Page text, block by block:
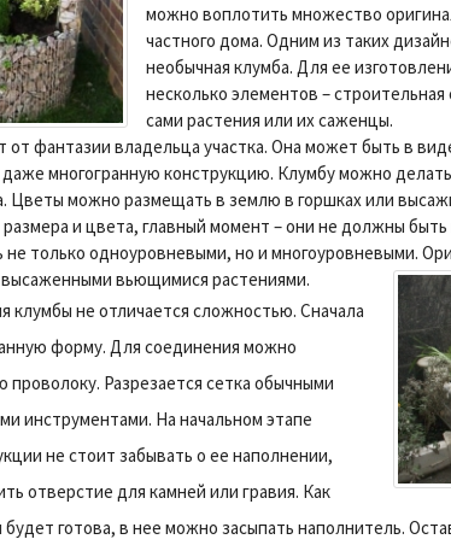
можно воплотить множество
частного дома. Одним из таких
необычная клумба. Для ее
несколько элементов –
сами растения или их саженцы.
от фантазии владельца участка. Она может быть в
многогранную конструкцию. Клумбу можно
Цветы можно размещать в землю в горшках или
и цвета, главный момент – они не должны
только одноуровневыми, но и многоуровневыми.
высаженными вьющимися растениями.
клумбы не отличается сложностью. Сначала
форму. Для соединения можно
проволоку. Разрезается сетка обычными
инструментами. На начальном этапе
не стоит забывать о ее наполнении,
отверстие для камней или гравия. Как
готова, в нее можно засыпать наполнитель.